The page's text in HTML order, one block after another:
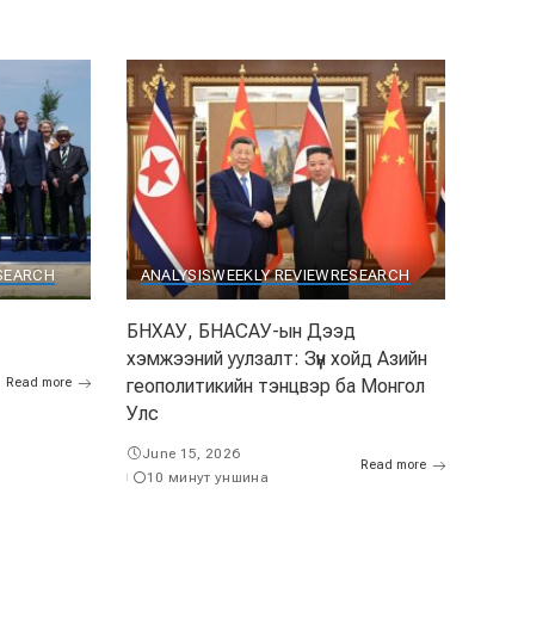
Read more
ANALYSISWEEKLY REVIEWRESEARCH
БНХАУ, БНАСАУ-ын Дээд
хэмжээний уулзалт: Зүүн хойд Азийн
геополитикийн тэнцвэр ба Монгол
Улс
June 15, 2026
10 минут уншина
Read more